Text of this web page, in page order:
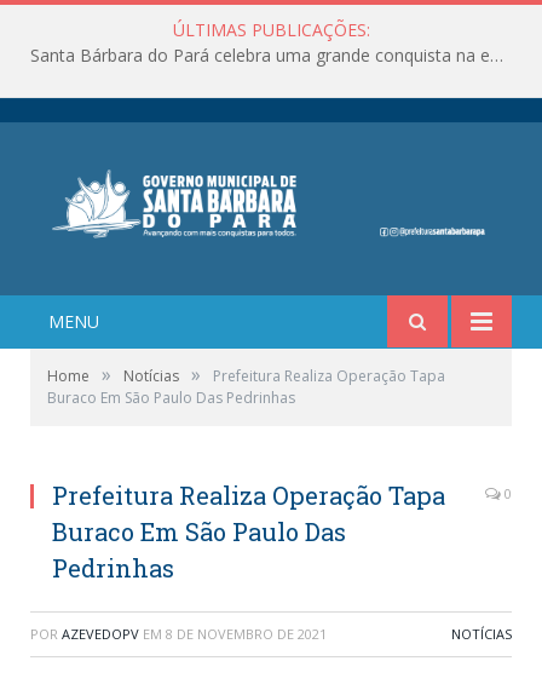
ÚLTIMAS PUBLICAÇÕES:
Santa Bárbara do Pará celebra uma grande conquista na educação!
MENU
Home » Notícias »
Prefeitura Realiza Operação Tapa
Buraco Em São Paulo Das Pedrinhas
Prefeitura Realiza Operação Tapa
Buraco Em São Paulo Das
Pedrinhas
0
POR AZEVEDOPV EM 8 DE NOVEMBRO DE 2021 NOTÍCIAS